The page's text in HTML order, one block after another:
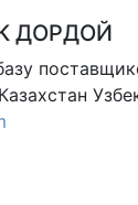
ДОРДОЙ